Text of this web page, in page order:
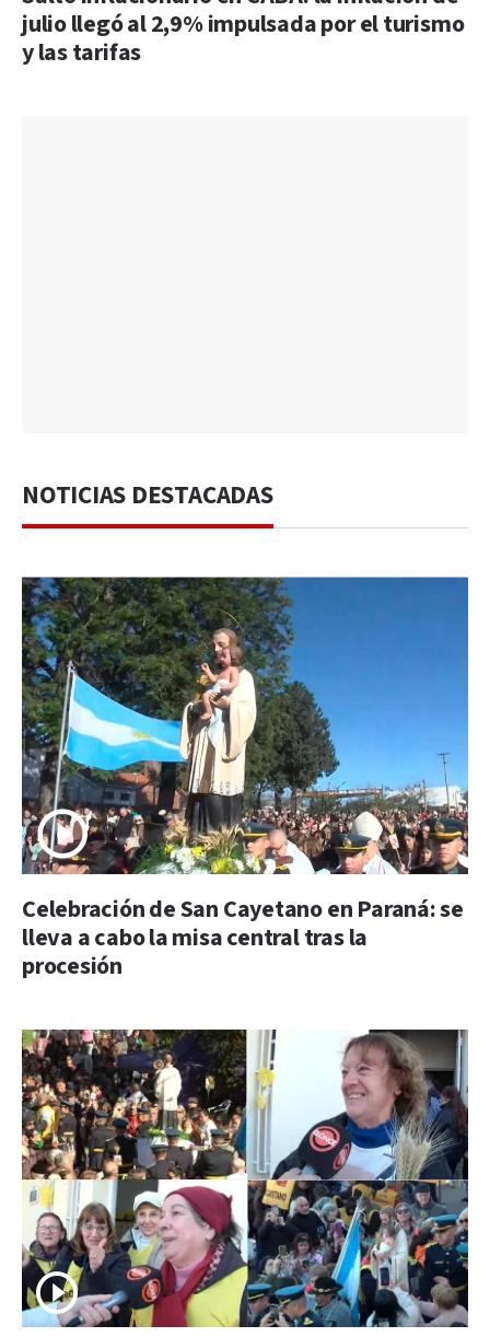
julio llegó al 2,9% impulsada por el turismo
y las tarifas
NOTICIAS DESTACADAS
Celebración de San Cayetano en Paraná: se
lleva a cabo la misa central tras la
procesión